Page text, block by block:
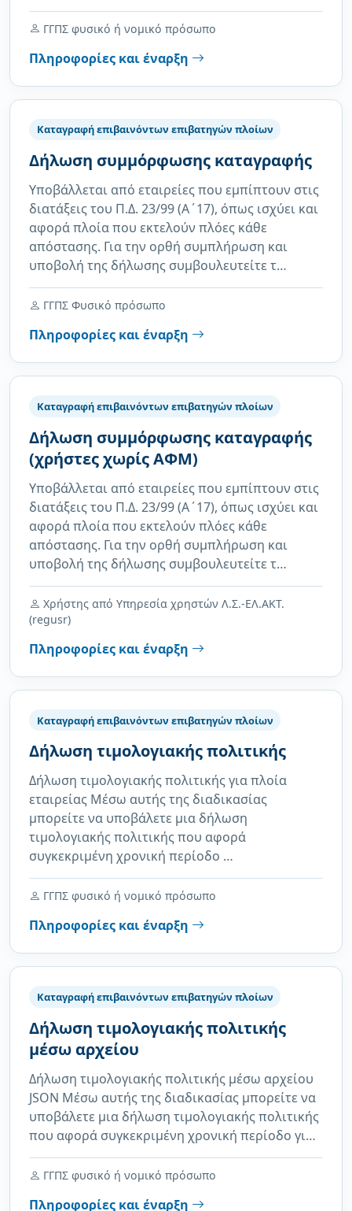
ΓΓΠΣ φυσικό ή νομικό πρόσωπο
Πληροφορίες και έναρξη
Καταγραφή επιβαινόντων επιβατηγών πλοίων
Δήλωση συμμόρφωσης καταγραφής
Υποβάλλεται από εταιρείες που εμπίπτουν στις
διατάξεις του Π.Δ. 23/99 (Α΄17), όπως ισχύει και
αφορά πλοία που εκτελούν πλόες κάθε
απόστασης. Για την ορθή συμπλήρωση και
υποβολή της δήλωσης συμβουλευτείτε τ…
ΓΓΠΣ Φυσικό πρόσωπο
Πληροφορίες και έναρξη
Καταγραφή επιβαινόντων επιβατηγών πλοίων
Δήλωση συμμόρφωσης καταγραφής
(χρήστες χωρίς ΑΦΜ)
Υποβάλλεται από εταιρείες που εμπίπτουν στις
διατάξεις του Π.Δ. 23/99 (Α΄17), όπως ισχύει και
αφορά πλοία που εκτελούν πλόες κάθε
απόστασης. Για την ορθή συμπλήρωση και
υποβολή της δήλωσης συμβουλευτείτε τ…
Χρήστης από Υπηρεσία χρηστών Λ.Σ.-ΕΛ.ΑΚΤ.
(regusr)
Πληροφορίες και έναρξη
Καταγραφή επιβαινόντων επιβατηγών πλοίων
Δήλωση τιμολογιακής πολιτικής
Δήλωση τιμολογιακής πολιτικής για πλοία
εταιρείας Μέσω αυτής της διαδικασίας
μπορείτε να υποβάλετε μια δήλωση
τιμολογιακής πολιτικής που αφορά
συγκεκριμένη χρονική περίοδο …
ΓΓΠΣ φυσικό ή νομικό πρόσωπο
Πληροφορίες και έναρξη
Καταγραφή επιβαινόντων επιβατηγών πλοίων
Δήλωση τιμολογιακής πολιτικής
μέσω αρχείου
Δήλωση τιμολογιακής πολιτικής μέσω αρχείου
JSON Μέσω αυτής της διαδικασίας μπορείτε να
υποβάλετε μια δήλωση τιμολογιακής πολιτικής
που αφορά συγκεκριμένη χρονική περίοδο γι…
ΓΓΠΣ φυσικό ή νομικό πρόσωπο
Πληροφορίες και έναρξη